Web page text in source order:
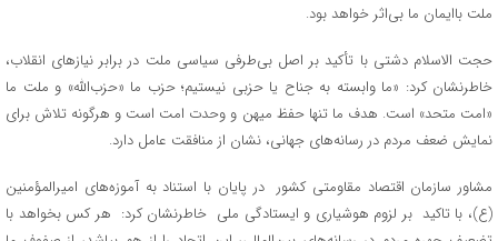
ملت باایمان ما بی‌اثر خواهد بود.
حجت الاسلام دشتی با تأکید بر اصل بی‌طرفی سیاسی ملت در برابر نیازهای انقلاب،
خاطرنشان کرد: «ما وابسته به جناح یا حزبی نیستیم؛ حزب ما «حزب‌الله» و ملت ما
«امت متحد» است. هدف ما تنها حفظ میهن و وحدت امت است و هرگونه تلاش برای
نمایش ضعف مردم در رسانه‌های جهانی، نشان از منافقت عامل دارد.
مشاور سازمان اقتصاد مقاومتی کشور در پایان با استناد به آموزه‌های امیرالمؤمنین
(ع)، با تاکید بر لزوم هوشیاری و ایستادگی ملی خاطرنشان کرد: هر کس بخواهد با